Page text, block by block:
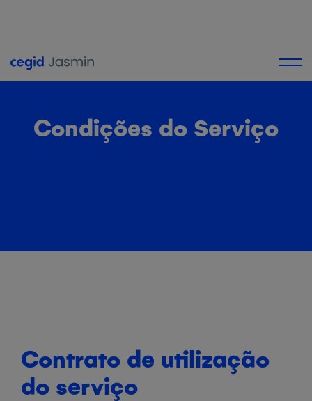
Condições do Serviço
Contrato de utilização
do serviço